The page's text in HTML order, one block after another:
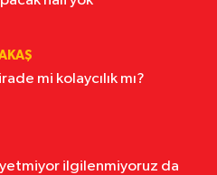
mi kolaycılık mı?
yetmiyor ilgilenmiyoruz da